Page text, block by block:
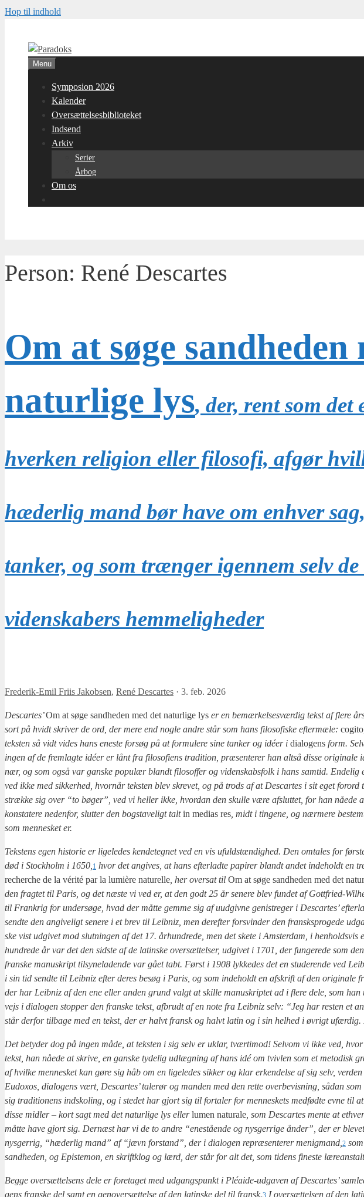
Hop til indhold
Menu
Symposion 2026
Kalender
Oversættelsesbiblioteket
Indsend
Arkiv
Serier
Årbog
Om os
Person: René Descartes
Om at søge sandheden
naturlige lys, der, rent som det
hverken religion eller filosofi, afgør
hæderlig mand bør have om enhver
tanker, og som trænger igennem selv
videnskabers hemmeligheder
Frederik-Emil Friis Jakobsen, René Descartes · 3. feb. 2026
Descar­tes’Om at søge sand­he­den med det natur­li­ge lys er en bemær­kel­ses­vær­dig tekst af fle­re
sort på hvidt skri­ver de ord, der mere end nog­le andre står som hans filo­so­fi­ske efter­mæ­le:
tek­sten så vidt vides hans ene­ste for­søg på at for­mu­le­re sine tan­ker og idéer i dia­lo­gens form.
ingen af de frem­lag­te idéer er lånt fra filo­so­fi­ens tra­di­tion, præ­sen­te­rer han alt­så dis­se
nær, og som også var gan­ske popu­lær blandt filo­sof­fer og viden­skabs­folk i hans sam­tid.
ved ikke med sik­ker­hed, hvor­når tek­sten blev skre­vet, og på trods af at Descar­tes i sit eget
stræk­ke sig over “to bøger”, ved vi hel­ler ikke, hvor­dan den skul­le være afslut­tet, for han nåe­de
kon­sta­te­re neden­for, slut­ter den bog­sta­ve­ligt taltin medi­as res , midt i tin­ge­ne, og nær­me­re
som men­ne­sket er.
Tek­stens egen histo­rie er lige­le­des ken­de­teg­net ved en vis ufuld­stæn­dig­hed. Den omta­les for
død i Sto­ck­holm i 1650, 1 hvor det angi­ves, at hans efter­lad­te papi­rer blandt andet inde­holdt en
recher­che de la vérité par la lumière natu­rel­le , her over­sat til Om at søge sand­he­den med det
den frag­tet til Paris, og det næste vi ved er, at den godt 25 år sene­re blev fun­det af Gott­fri­ed-
til Frank­rig for under­sø­ge, hvad der måt­te gem­me sig af uud­giv­ne geni­stre­ger i Descar­tes’
send­te den angi­ve­ligt sene­re i et brev til Leib­niz, men der­ef­ter for­svin­der den fransk­spro­ge­de
ske vist udgi­vet mod slut­nin­gen af det 17. århund­re­de, men det ske­te i Amster­dam, i
hund­re­de år var det den sid­ste af de lat­in­ske over­sæt­tel­ser, udgi­vet i 1701, der fun­ge­re­de som
fran­ske manuskript til­sy­ne­la­den­de var gået tabt. Først i 1908 lyk­ke­des det en stu­de­ren­de ved
i sin tid send­te til Leib­niz efter deres besøg i Paris, og som inde­holdt en afskrift af den
der har Leib­niz af den ene eller anden grund valgt at skil­le manuskrip­tet ad i fle­re dele, som
vejs i dia­lo­gen stop­per den fran­ske tekst, afbrudt af en note fra Leib­niz selv: “Jeg har resten et
står der­for til­ba­ge med en tekst, der er halvt fransk og halvt lat­in og i sin hel­hed i øvrigt
Det bety­der dog på ingen måde, at tek­sten i sig selv er uklar, tvær­ti­mod! Selv­om vi ikke ved,
tekst, han nåe­de at skri­ve, en gan­ske tyde­lig udlæg­ning af hans idé om tviv­len som et meto­disk
af hvil­ke men­ne­sket kan gøre sig håb om en lige­le­des sik­ker og klar erken­del­se af sig selv,
Eudoxos, dia­lo­gens vært, Descar­tes’ tale­rør og man­den med den ret­te over­be­vis­ning, sådan
sig tra­di­tio­nens ind­sko­ling, og i ste­det har gjort sig til for­ta­ler for men­ne­skets med­fød­te evne til
dis­se mid­ler – kort sagt med det natur­li­ge lys ellerlumen natu­ra­le , som Descar­tes men­te at
måt­te have gjort sig. Der­næst har vi de to andre “ene­stå­en­de og nys­ger­ri­ge ånder”, der er
nys­ger­rig, “hæder­lig mand” af “jævn for­stand”, der i dia­lo­gen repræ­sen­te­rer menig­mand, 2
sand­he­den, og Epi­ste­mon, en skrift­klog og lærd, der står for alt det, som tidens fine­ste
Beg­ge over­sæt­tel­sens dele er fore­ta­get med udgangs­punkt i Pléai­de-udga­ven af Descar­tes’
gens fran­ske del samt en genover­sæt­tel­se af den lat­in­ske del til fransk.
I over­sæt­tel­sen af den